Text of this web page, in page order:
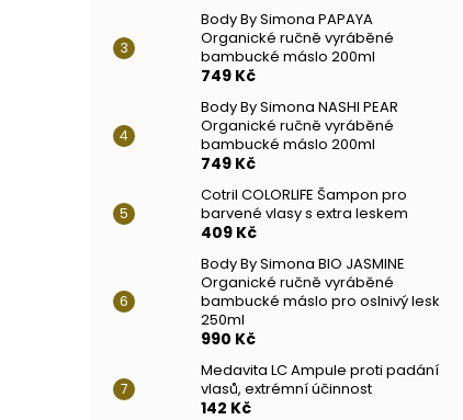
Body By Simona PAPAYA
Organické ručně vyráběné
bambucké máslo 200ml
749 Kč
Body By Simona NASHI PEAR
Organické ručně vyráběné
bambucké máslo 200ml
749 Kč
Cotril COLORLIFE Šampon pro
barvené vlasy s extra leskem
409 Kč
Body By Simona BIO JASMINE
Organické ručně vyráběné
bambucké máslo pro oslnivý lesk
250ml
990 Kč
Medavita LC Ampule proti padání
vlasů, extrémní účinnost
142 Kč